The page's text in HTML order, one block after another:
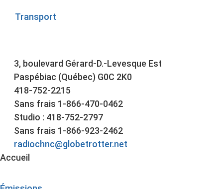
Transport
3, boulevard Gérard-D.-Levesque Est
Paspébiac (Québec) G0C 2K0
418-752-2215
Sans frais 1-866-470-0462
Studio : 418-752-2797
Sans frais 1-866-923-2462
radiochnc@globetrotter.net
Accueil